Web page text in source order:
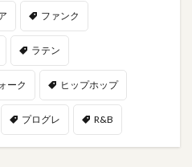
ファンク
ラテン
ーク ヒップホップ
プログレ R&B